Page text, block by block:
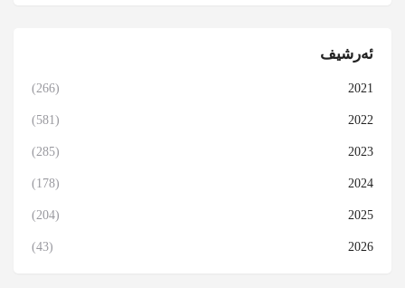
ئەرشیف
2021
(266)
2022
(581)
2023
(285)
2024
(178)
2025
(204)
2026
(43)